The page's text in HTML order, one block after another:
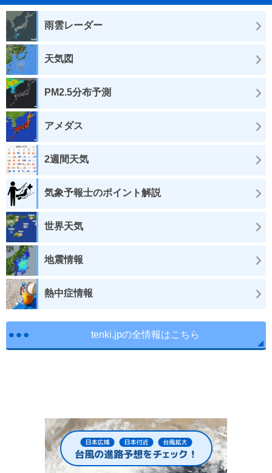
雨雲レーダー
天気図
PM2.5分布予測
アメダス
2週間天気
気象予報士のポイント解説
世界天気
地震情報
熱中症情報
tenki.jpの全情報はこちら